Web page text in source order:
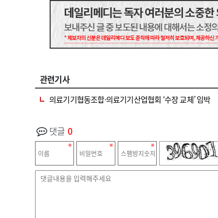
관련기사
의료기기협동조합·의료기기산업협회 ‘수장 교체’ 임박
댓글 0